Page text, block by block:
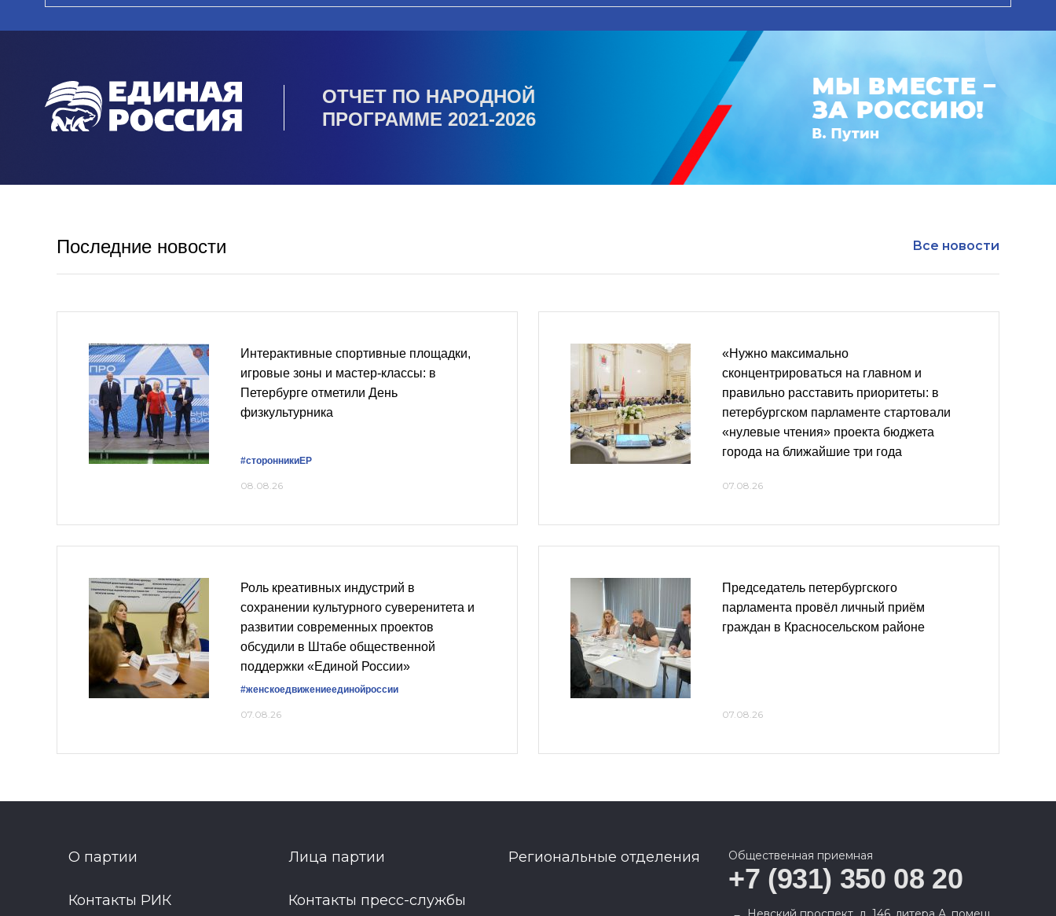
ОТЧЕТ ПО НАРОДНОЙ
ПРОГРАММЕ 2021-2026
Последние новости Все новости
Интерактивные спортивные площадки,
игровые зоны и мастер-классы: в
Петербурге отметили День
физкультурника
#сторонникиЕР
08.08.26
«Нужно максимально
сконцентрироваться на главном и
правильно расставить приоритеты: в
петербургском парламенте стартовали
«нулевые чтения» проекта бюджета
города на ближайшие три года
07.08.26
Роль креативных индустрий в
сохранении культурного суверенитета и
развитии современных проектов
обсудили в Штабе общественной
поддержки «Единой России»
#женскоедвижениеединойроссии
07.08.26
Председатель петербургского
парламента провёл личный приём
граждан в Красносельском районе
07.08.26
О партии Лица партии Региональные отделения
Контакты РИК Контакты пресс-службы
Общественная приемная
+7 (931) 350 08 20